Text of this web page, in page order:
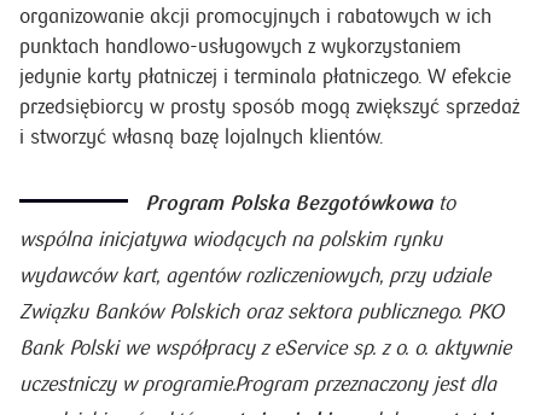
organizowanie akcji promocyjnych i rabatowych w ich
punktach handlowo-usługowych z wykorzystaniem
jedynie karty płatniczej i terminala płatniczego. W efekcie
przedsiębiorcy w prosty sposób mogą zwiększyć sprzedaż
i stworzyć własną bazę lojalnych klientów.
Program Polska Bezgotówkowato
wspólna inicjatywa wiodących na polskim rynku
wydawców kart, agentów rozliczeniowych, przy udziale
Związku Banków Polskich oraz sektora publicznego. PKO
Bank Polski we współpracy z eService sp. z o. o. aktywnie
uczestniczy w programie.Program przeznaczony jest dla